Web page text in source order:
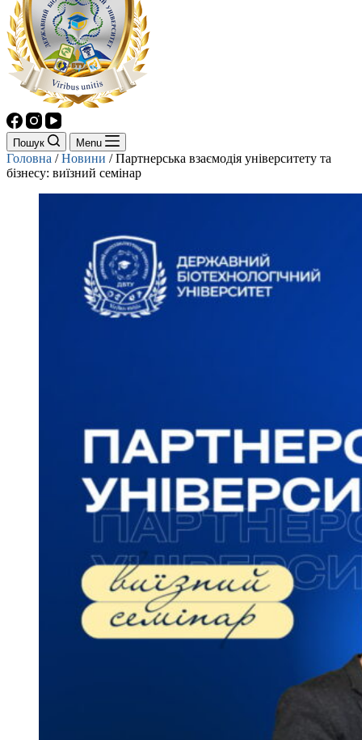
Пошук Menu
Головна /Новини /Партнерська взаємодія університету та
бізнесу: виїзний семінар